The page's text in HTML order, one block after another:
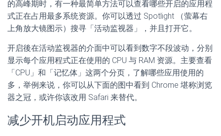
的高峰期时，有一种最简单方法可以查看哪些开启的应用程
式正在占用最多系统资源。你可以透过 Spotlight （萤幕右
上角放大镜图示）搜寻「活动监视器」，并且打开它。
开启後在活动监视器的介面中可以看到数字不段波动，分别
显示每个应用程式正在使用的 CPU 与 RAM 资源。主要查看
「CPU」和「记忆体」这两个分页，了解哪些应用使用的
多，举例来说，你可以从下面的图中看到 Chrome 堪称浏览
器之冠，或许你该改用 Safari 来替代。
减少开机启动应用程式